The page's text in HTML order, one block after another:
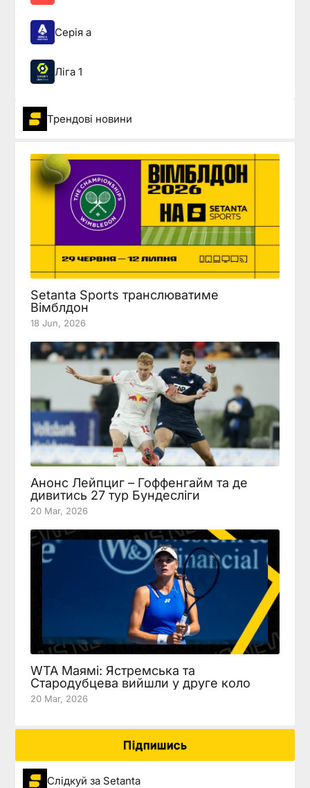
Серія а
Ліга 1
Трендові новини
Setanta Sports транслюватиме
Вімблдон
18 Jun, 2026
Анонс Лейпциг – Гоффенгайм та де
дивитись 27 тур Бундесліги
20 Mar, 2026
WTA Маямі: Ястремська та
Стародубцева вийшли у друге коло
20 Mar, 2026
Підпишись
Слідкуй за Setanta